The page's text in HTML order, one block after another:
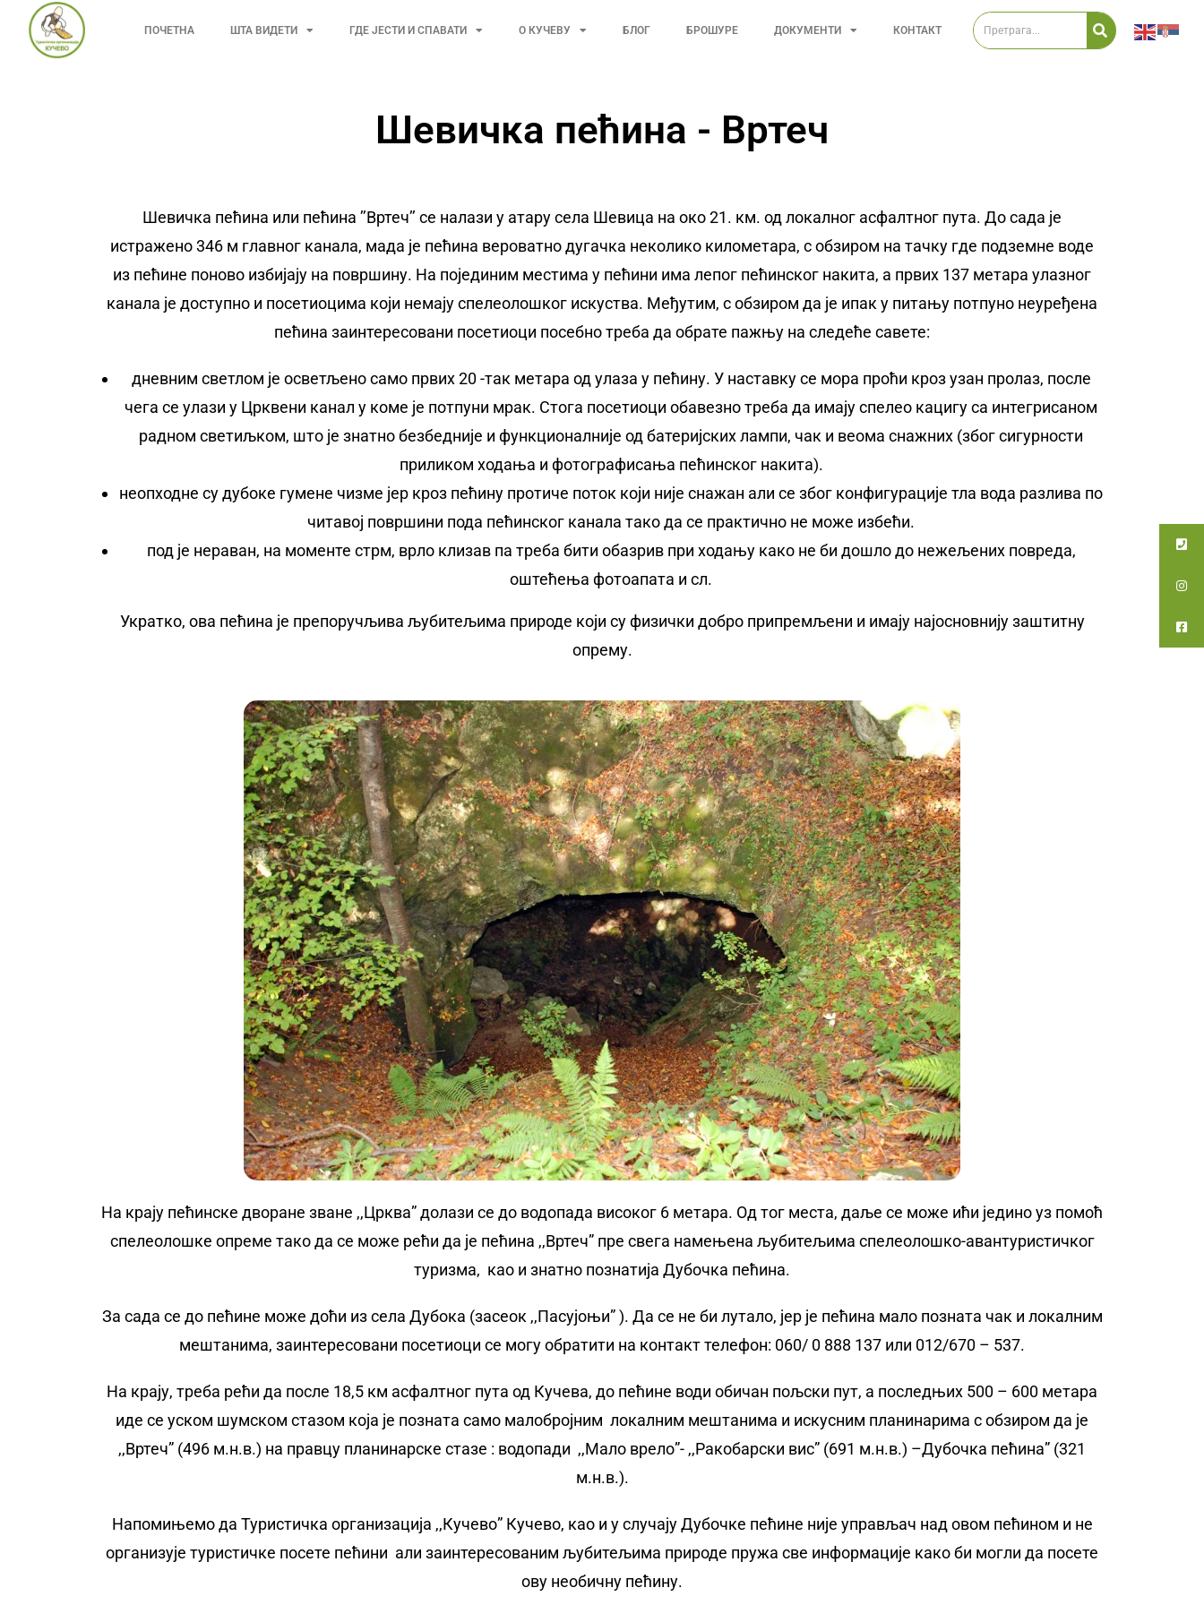
ПОЧЕТНА ШТА ВИДЕТИ ГДЕ ЈЕСТИ И СПАВАТИ О КУЧЕВУ БЛОГ БРОШУРЕ ДОКУМЕНТИ КОНТАКТ
Шевичка пећина - Вртеч
Шевичка пећина или пећина ’’Вртеч’’ се налази у атару села Шевица на око 21. км. од локалног асфалтног пута. До сада је
истражено 346 м главног канала, мада је пећина вероватно дугачка неколико километара, с обзиром на тачку где подземне воде
из пећине поново избијају на површину. На појединим местима у пећини има лепог пећинског накита, а првих 137 метара улазног
канала је доступно и посетиоцима који немају спелеолошког искуства. Међутим, с обзиром да је ипак у питању потпуно неуређена
пећина заинтересовани посетиоци посебно треба да обрате пажњу на следеће савете:
дневним светлом је осветљено само првих 20 -так метара од улаза у пећину. У наставку се мора проћи кроз узан пролаз, после
чега се улази у Црквени канал у коме је потпуни мрак. Стога посетиоци обавезно треба да имају спелео кацигу са интегрисаном
радном светиљком, што је знатно безбедније и функционалније од батеријских лампи, чак и веома снажних (због сигурности
приликом ходања и фотографисања пећинског накита).
неопходне су дубоке гумене чизме јер кроз пећину протиче поток који није снажан али се због конфигурације тла вода разлива по
читавој површини пода пећинског канала тако да се практично не може избећи.
под је нераван, на моменте стрм, врло клизав па треба бити обазрив при ходању како не би дошло до нежељених повреда,
оштећења фотоапата и сл.
Укратко, ова пећина је препоручљива љубитељима природе који су физички добро припремљени и имају најосновнију заштитну
опрему.
На крају пећинске дворане зване ,,Црква” долази се до водопада високог 6 метара. Од тог места, даље се може ићи једино уз помоћ
спелеолошке опреме тако да се може рећи да је пећина ,,Вртеч” пре свега намењена љубитељима спелеолошко-авантуристичког
туризма, као и знатно познатија Дубочка пећина.
За сада се до пећине може доћи из села Дубока (засеок ,,Пасујоњи” ). Да се не би лутало, јер је пећина мало позната чак и локалним
мештанима, заинтересовани посетиоци се могу обратити на контакт телефон: 060/ 0 888 137 или 012/670 – 537.
На крају, треба рећи да после 18,5 км асфалтног пута од Кучева, до пећине води обичан пољски пут, а последњих 500 – 600 метара
иде се уском шумском стазом која је позната само малобројним локалним мештанима и искусним планинарима с обзиром да је
,,Вртеч” (496 м.н.в.) на правцу планинарске стазе : водопади ,,Мало врело”- ,,Ракобарски вис” (691 м.н.в.) –Дубочка пећина” (321
м.н.в.).
Напомињемо да Туристичка организација ,,Кучево” Кучево, као и у случају Дубочке пећине није управљач над овом пећином и не
организује туристичке посете пећини али заинтересованим љубитељима природе пружа све информације како би могли да посете
ову необичну пећину.